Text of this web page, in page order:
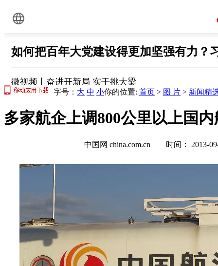
字号： 大 中 小你的位置: 首页 > 图 片 > 新闻精
多家航企上调800公里以上国
中国网 china.com.cn 时间：